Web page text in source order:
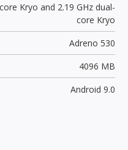
Kryo and 2.19 GHz dual-
core Kryo
Adreno 530
4096 MB
Android 9.0